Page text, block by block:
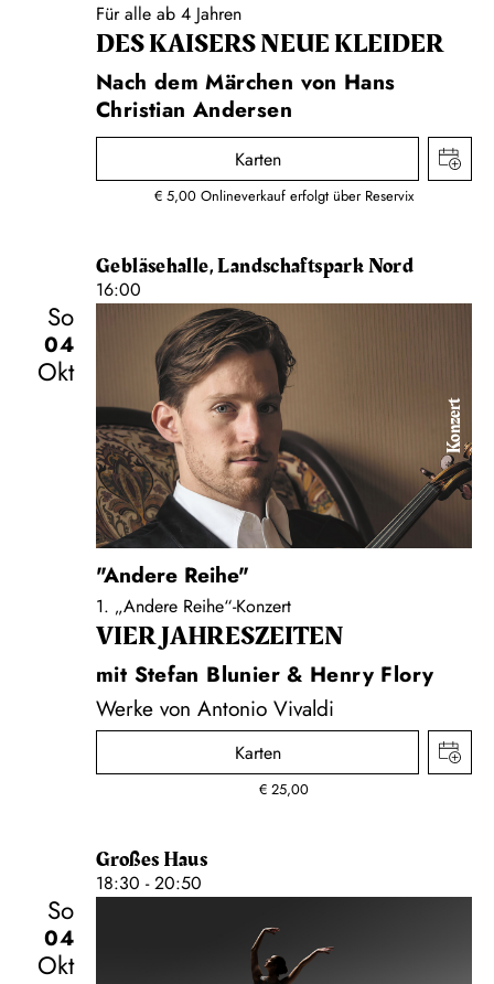
Für alle ab 4 Jahren
DES KAISERS NEUE KLEIDER
Nach dem Märchen von Hans
Christian Andersen
Karten
€ 5,00 Onlineverkauf erfolgt über Reservix
Gebläsehalle, Landschaftspark Nord
16:00
So
04
Okt
Konzert
"Andere Reihe"
1. „Andere Reihe“-Konzert
VIER JAHRESZEITEN
mit Stefan Blunier & Henry Flory
Werke von Antonio Vivaldi
Karten
€ 25,00
Großes Haus
18:30 - 20:50
So
04
Okt